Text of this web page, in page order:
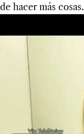
de hacer más cosas.